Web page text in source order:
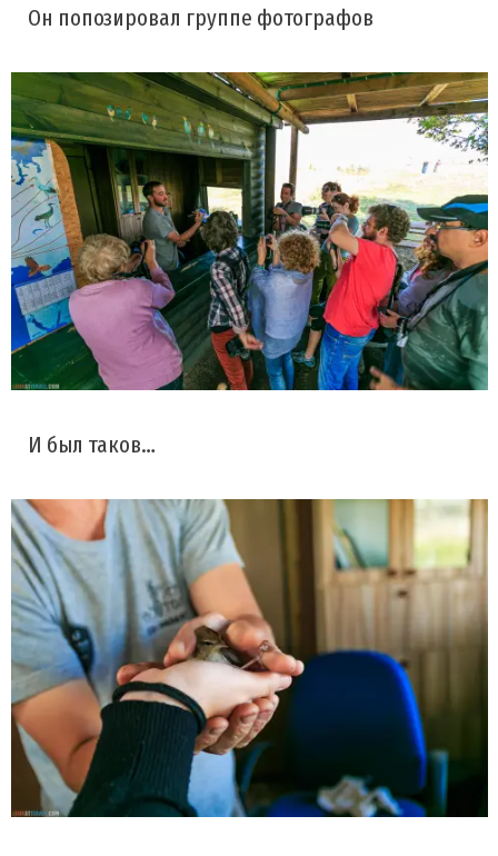
Он попозировал группе фотографов
И был таков…